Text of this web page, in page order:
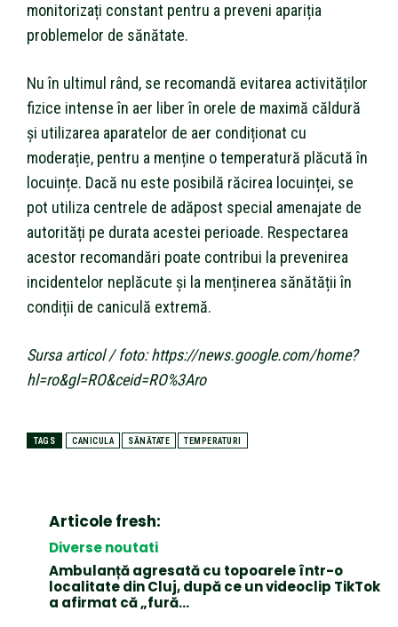
monitorizați constant pentru a preveni apariția
problemelor de sănătate.
Nu în ultimul rând, se recomandă evitarea activităților
fizice intense în aer liber în orele de maximă căldură
și utilizarea aparatelor de aer condiționat cu
moderație, pentru a menține o temperatură plăcută în
locuințe. Dacă nu este posibilă răcirea locuinței, se
pot utiliza centrele de adăpost special amenajate de
autorități pe durata acestei perioade. Respectarea
acestor recomandări poate contribui la prevenirea
incidentelor neplăcute și la menținerea sănătății în
condiții de caniculă extremă.
Sursa articol / foto: https://news.google.com/home?
hl=ro&gl=RO&ceid=RO%3Aro
TAGS CANICULA SĂNĂTATE TEMPERATURI
Articole fresh:
Diverse noutati
Ambulanță agresată cu topoarele într-o
localitate din Cluj, după ce un videoclip TikTok
a afirmat că „fură…